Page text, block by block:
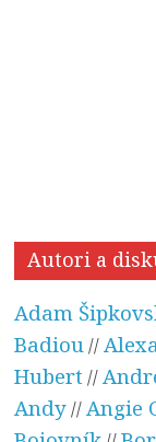
Autori a
Adam
Badiou //
Hubert //
Andy//Angie